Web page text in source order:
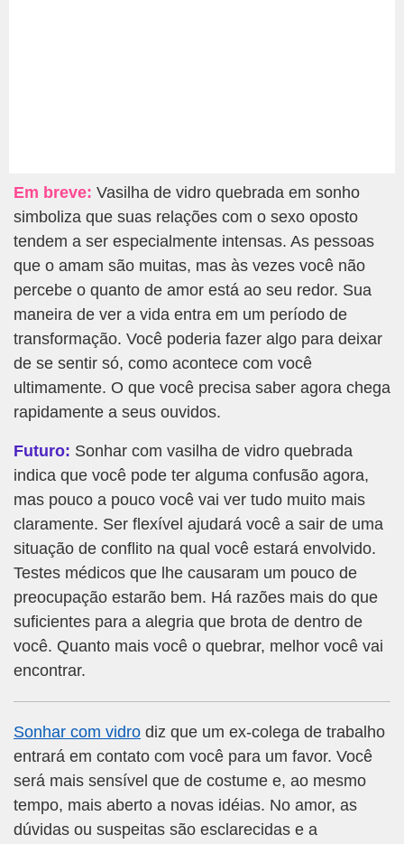
Em breve: Vasilha de vidro quebrada em sonho
simboliza que suas relações com o sexo oposto
tendem a ser especialmente intensas. As pessoas
que o amam são muitas, mas às vezes você não
percebe o quanto de amor está ao seu redor. Sua
maneira de ver a vida entra em um período de
transformação. Você poderia fazer algo para deixar
de se sentir só, como acontece com você
ultimamente. O que você precisa saber agora chega
rapidamente a seus ouvidos.
Futuro: Sonhar com vasilha de vidro quebrada
indica que você pode ter alguma confusão agora,
mas pouco a pouco você vai ver tudo muito mais
claramente. Ser flexível ajudará você a sair de uma
situação de conflito na qual você estará envolvido.
Testes médicos que lhe causaram um pouco de
preocupação estarão bem. Há razões mais do que
suficientes para a alegria que brota de dentro de
você. Quanto mais você o quebrar, melhor você vai
encontrar.
Sonhar com vidro diz que um ex-colega de trabalho
entrará em contato com você para um favor. Você
será mais sensível que de costume e, ao mesmo
tempo, mais aberto a novas idéias. No amor, as
dúvidas ou suspeitas são esclarecidas e a